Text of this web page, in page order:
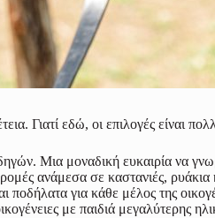
Γιατί εδώ, οι επιλογές είναι
Μια μοναδική ευκαιρία να
ανάμεσα σε καστανιές, ρυάκια
ποδήλατα για κάθε μέλος της
με παιδιά μεγαλύτερης